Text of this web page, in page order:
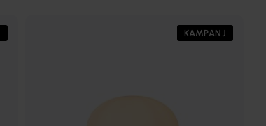
KAMPANJ